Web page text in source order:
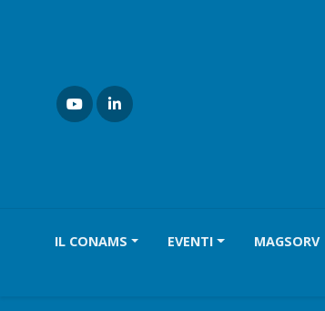
IL CONAMS EVENTI MAGSORV